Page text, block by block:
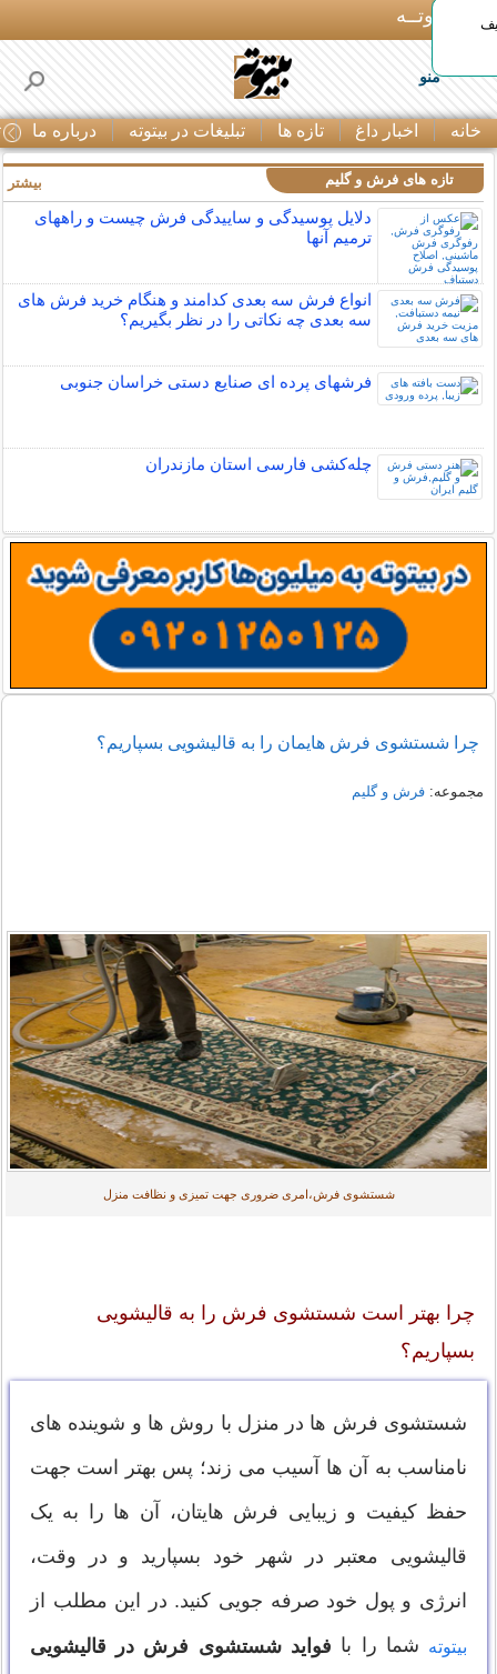
بـیتوتــه
منو
خانه اخبار داغ تازه ها تبلیغات در بیتوته درباره ما
تازه های فرش و گلیم
دلایل پوسیدگی و ساییدگی فرش چیست و راههای
ترمیم آنها
انواع فرش سه بعدی کدامند و هنگام خرید فرش های
سه بعدی چه نکاتی را در نظر بگیریم؟
فرشهای پرده ای صنایع دستی خراسان جنوبی
چله‌كشی فارسی استان مازندران
بیشتر
چرا شستشوی فرش هایمان را به قالیشویی بسپاریم؟
مجموعه:فرش و گلیم
شستشوی فرش،امری ضروری جهت تمیزی و نظافت منزل
چرا بهتر است شستشوی فرش را به قالیشویی
بسپاریم؟
شستشوی فرش ها در منزل با روش ها و شوینده های
نامناسب به آن ها آسیب می زند؛ پس بهتر است جهت
حفظ کیفیت و زیبایی فرش هایتان، آن ها را به یک
قالیشویی معتبر در شهر خود بسپارید و در وقت،
انرژی و پول خود صرفه جویی کنید. در این مطلب از
بیتوته شما را با فواید شستشوی فرش در قالیشویی